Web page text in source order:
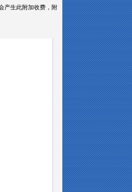
产生此附加收费，附